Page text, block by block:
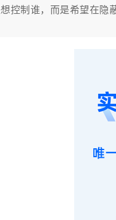
控制谁，而是希望在隐